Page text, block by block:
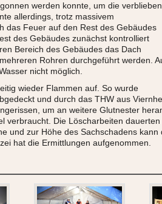
werden konnte, um die
allerdings, trotz massivem
das Feuer auf den Rest des Gebäudes
des Gebäudes zunächst kontrolliert
Bereich des Gebäudes das Dach
Rohren durchgeführt werden.
nicht möglich.
wieder Flammen auf. So wurde
und durch das THW aus
um an weitere Glutnester
verbraucht. Die Löscharbeiten dauerten
und zur Höhe des Sachschadens kann
hat die Ermittlungen aufgenommen.